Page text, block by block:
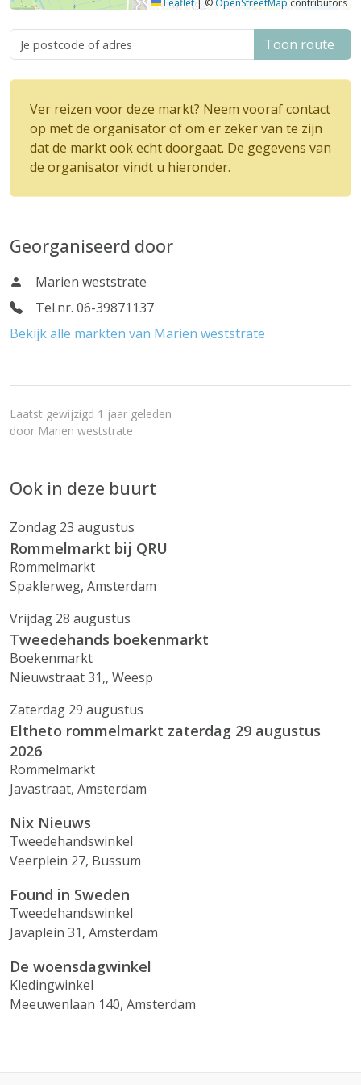
Leaflet © OpenStreetMap contributors
Toon route
Ver reizen voor deze markt? Neem vooraf contact
op met de organisator of om er zeker van te zijn
dat de markt ook echt doorgaat. De gegevens van
de organisator vindt u hieronder.
Georganiseerd door
Marien weststrate
Tel.nr. 06-39871137
Bekijk alle markten van Marien weststrate
Laatst gewijzigd 1 jaar geleden
door Marien weststrate
Ook in deze buurt
Zondag 23 augustus
Rommelmarkt bij QRU
Rommelmarkt
Spaklerweg, Amsterdam
Vrijdag 28 augustus
Tweedehands boekenmarkt
Boekenmarkt
Nieuwstraat 31,, Weesp
Zaterdag 29 augustus
Eltheto rommelmarkt zaterdag 29 augustus
2026
Rommelmarkt
Javastraat, Amsterdam
Nix Nieuws
Tweedehandswinkel
Veerplein 27, Bussum
Found in Sweden
Tweedehandswinkel
Javaplein 31, Amsterdam
De woensdagwinkel
Kledingwinkel
Meeuwenlaan 140, Amsterdam